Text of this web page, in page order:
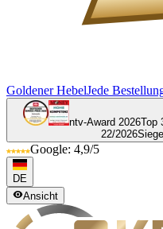
Goldener HebelJede
ntv-Award 2026Top
22/2026
Google: 4,9/5
DE
Ansicht